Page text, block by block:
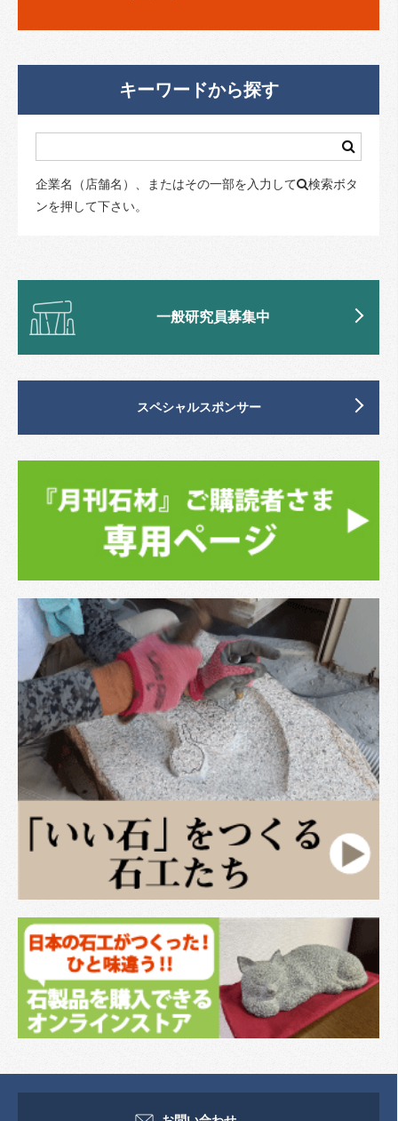
キーワードから探す
企業名（店舗名）、またはその一部を入力して
検索ボタ
ンを押して下さい。
一般研究員募集中
スペシャルスポンサー